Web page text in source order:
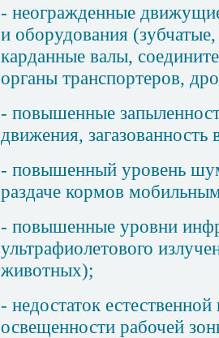
- неогражденные
и оборудования
карданные валы,
органы транспортеров,
- повышенные
движения,
- повышенный уровень
раздаче кормов
- повышенные уровни
ультрафиолетового
животных);
- недостаток
освещенности рабочей